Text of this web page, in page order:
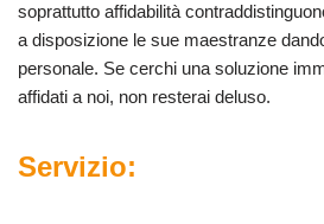
soprattutto affidabilità
a disposizione le sue maestranze
personale. Se cerchi una soluzione
affidati a noi, non resterai deluso.
Servizio: